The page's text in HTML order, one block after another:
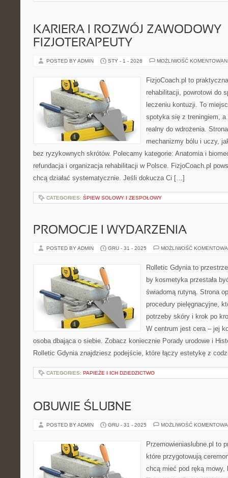
KARIERA I ROZWÓJ ZAWODOWY
FIZJOTERAPEUTY
POSTED BY ADMIN STY - 1 - 2026 MOŻLIWOŚĆ
FizjoCoach.pl to
rehabilitacji, powrotowi do
leczeniu kontuzji. To
spotyka się z treningiem,
realny do wdrożenia.
mechanizmy bólu i uczy,
bez ryzykownych skrótów. Polecamy kategorie: Anatomia i
refundacja i organizacja rehabilitacji w Polsce. FizjoCoach.pl
chcą działać systematycznie. Jeśli dokucza Ci […]
CATEGORIES: ŚPIEW SOLOWY I ZESPOŁOWY
PROMOCJE I WYDARZENIA
POSTED BY ADMIN GRU - 31 - 2025 MOŻLIWOŚĆ
Rolletic Gdynia to
by kosmetyka przestała
świadomą rutyną. Strona
procedury pielęgnacyjne,
potrzeby skóry i krok po
W centrum jest cera – jej
osoba dbająca o siebie. Zobacz koniecznie Porady urodowe i
Rolletic Gdynia znajdziesz podejście, które łączy estetykę z
CATEGORIES: PAPIEŻE I ICH DZIEDZICTWO
OBUWIE ŚLUBNE
POSTED BY ADMIN GRU - 31 - 2025 MOŻLIWOŚĆ
Przemowieniaslubne.pl to
które przygotowują
chcą mieć pod ręką